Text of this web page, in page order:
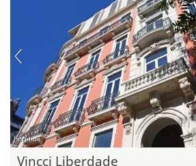
hotel.de
Vincci Liberdade